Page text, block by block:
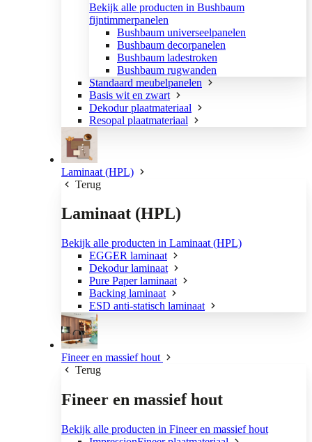
Bekijk alle producten in Bushbaum
fijntimmerpanelen
Bushbaum universeelpanelen
Bushbaum decorpanelen
Bushbaum ladestroken
Bushbaum rugwanden
Standaard meubelpanelen
Basis wit en zwart
Dekodur plaatmateriaal
Resopal plaatmateriaal
Laminaat (HPL)
Terug
Laminaat (HPL)
Bekijk alle producten in Laminaat (HPL)
EGGER laminaat
Dekodur laminaat
Pure Paper laminaat
Backing laminaat
ESD anti-statisch laminaat
Fineer en massief hout
Terug
Fineer en massief hout
Bekijk alle producten in Fineer en massief hout